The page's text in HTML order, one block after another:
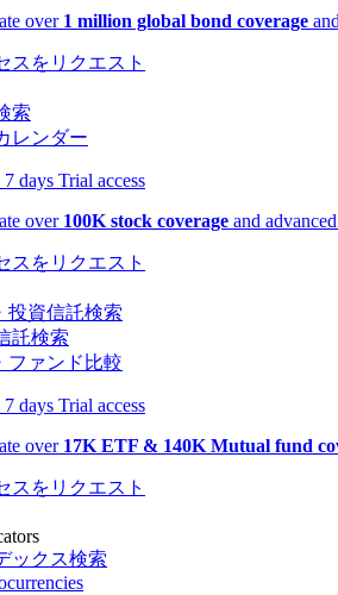
over 1 million global bond coverage
スをリクエスト
索
レンダー
7 days Trial access
over 100K stock coverage and
スをリクエスト
投資信託検索
託検索
ファンド比較
7 days Trial access
over 17K ETF & 140K Mutual fund
スをリクエスト
ックス検索